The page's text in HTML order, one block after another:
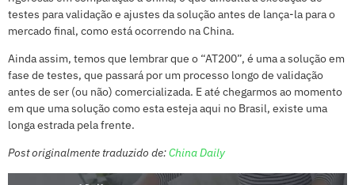
testes para validação e ajustes da solução antes de lança-la para o
mercado final, como está ocorrendo na China.
Ainda assim, temos que lembrar que o “AT200”, é uma a solução em
fase de testes, que passará por um processo longo de validação
antes de ser (ou não) comercializada. E até chegarmos ao momento
em que uma solução como esta esteja aqui no Brasil, existe uma
longa estrada pela frente.
Post originalmente traduzido de:China Daily